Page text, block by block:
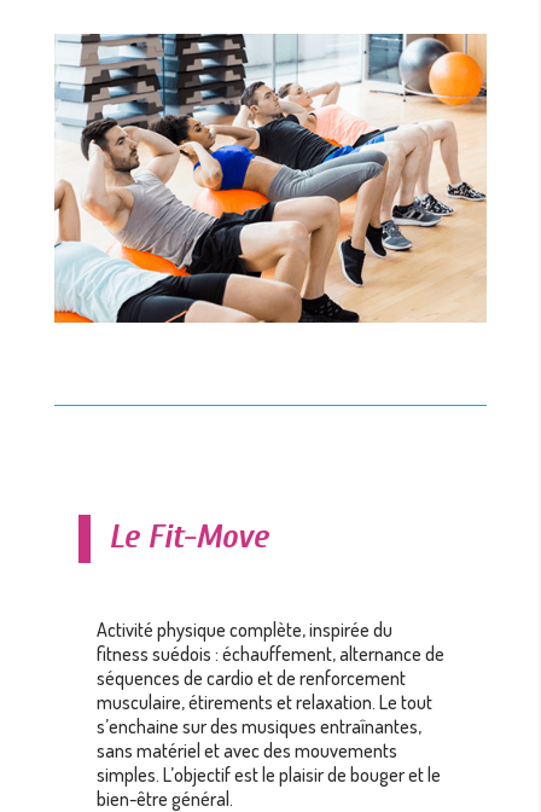
Le Fit-Move
Activité physique complète, inspirée du
fitness suédois : échauffement, alternance de
séquences de cardio et de renforcement
musculaire, étirements et relaxation. Le tout
s’enchaine sur des musiques entraînantes,
sans matériel et avec des mouvements
simples. L’objectif est le plaisir de bouger et le
bien-être général.